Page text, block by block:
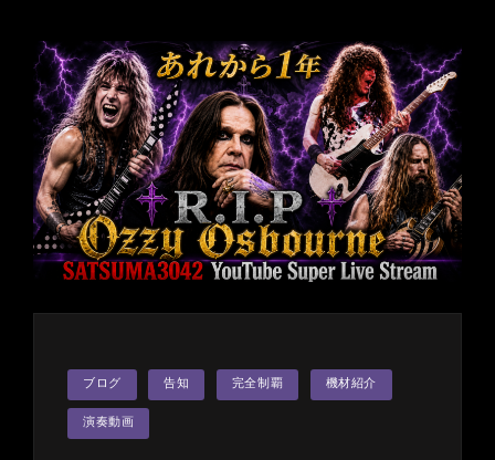
カ
ゴ
ー
ブログ 告知 完全制覇 機材紹介
演奏動画